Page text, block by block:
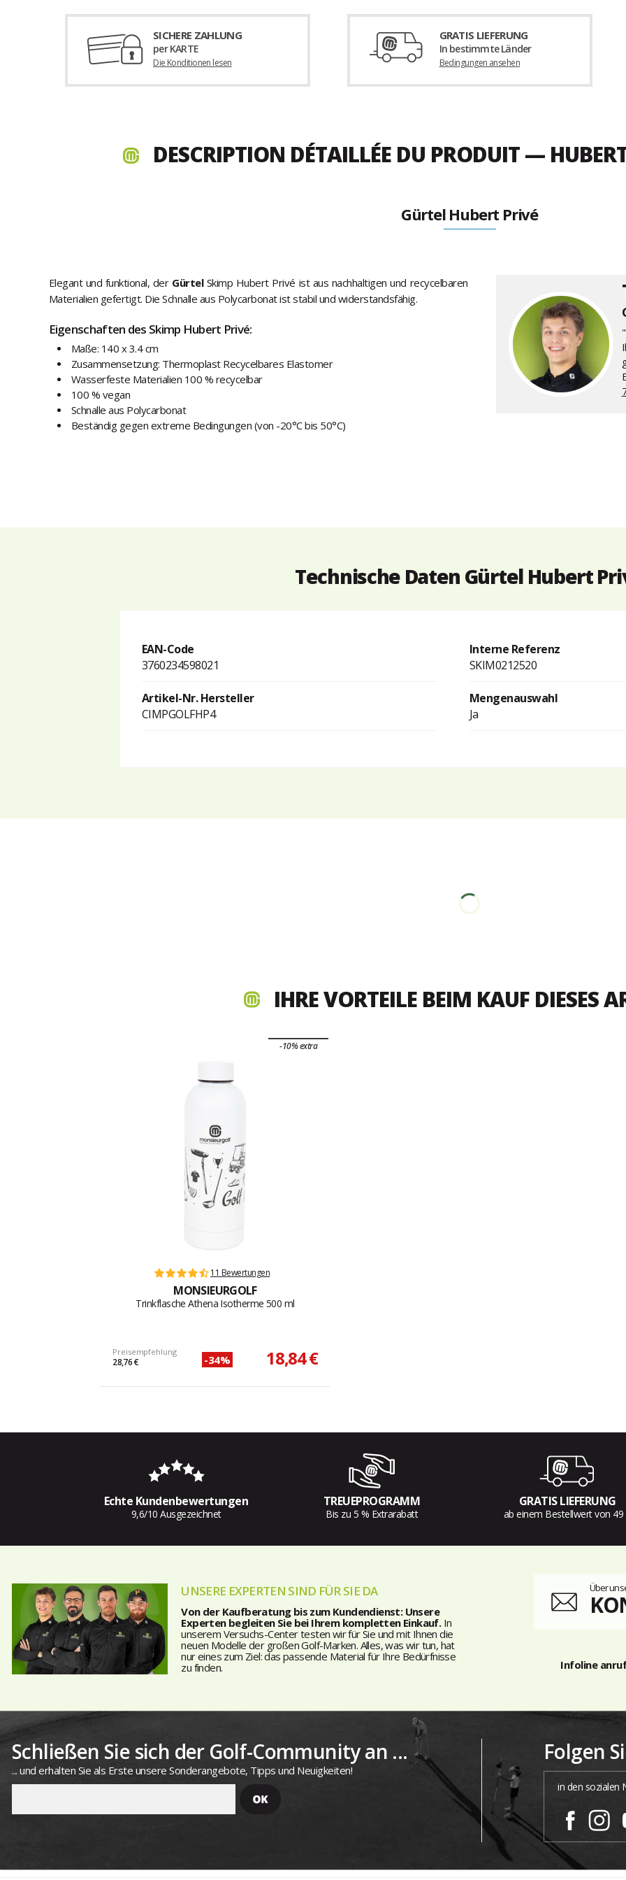
SICHERE ZAHLUNG
per KARTE
Die Konditionen lesen
GRATIS LIEFERUNG
In bestimmte Länder
Bedingungen ansehen
DESCRIPTION DÉTAILLÉE DU PRODUIT —
Gürtel Hubert Privé
Elegant und funktional, der GürtelSkimp Hubert Privé ist aus nachhaltigen und recycelbaren
Materialien gefertigt. Die Schnalle aus Polycarbonat ist stabil und widerstandsfähig.
Eigenschaften des Skimp Hubert Privé:
Maße: 140 x 3.4 cm
Zusammensetzung: Thermoplast Recycelbares Elastomer
Wasserfeste Materialien 100 % recycelbar
100 % vegan
Schnalle aus Polycarbonat
Beständig gegen extreme Bedingungen (von -20°C bis 50°C)
Technische Daten Gürtel Hubert
EAN-Code
3760234598021
Interne Referenz
SKIM0212520
Artikel-Nr. Hersteller
CIMPGOLFHP4
Mengenauswahl
Ja
IHRE VORTEILE BEIM KAUF DIESES
-10% extra
11 Bewertungen
MONSIEURGOLF
Trinkflasche Athena Isotherme 500 ml
Preisempfehlung
28,76 € -34% 18,84 €
Echte Kundenbewertungen
9,6/10 Ausgezeichnet
TREUEPROGRAMM
Bis zu 5 % Extrarabatt
GRATIS LIEFERUNG
ab einem Bestellwert von 49
UNSERE EXPERTEN SIND FÜR SIE DA
Von der Kaufberatung bis zum Kundendienst: Unsere
Experten begleiten Sie bei Ihrem kompletten Einkauf.In
unserem Versuchs-Center testen wir für Sie und mit Ihnen die
neuen Modelle der großen Golf-Marken. Alles, was wir tun, hat
nur eines zum Ziel: das passende Material für Ihre Bedürfnisse
zu finden.
Über
Infoline
Schließen Sie sich der Golf-Community an ...
... und erhalten Sie als Erste unsere Sonderangebote, Tipps und Neuigkeiten!
Folgen
in den sozialen